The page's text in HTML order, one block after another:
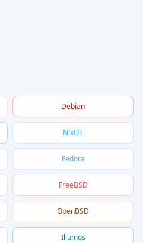
Debian
NixOS
Fedora
FreeBSD
OpenBSD
Illumos